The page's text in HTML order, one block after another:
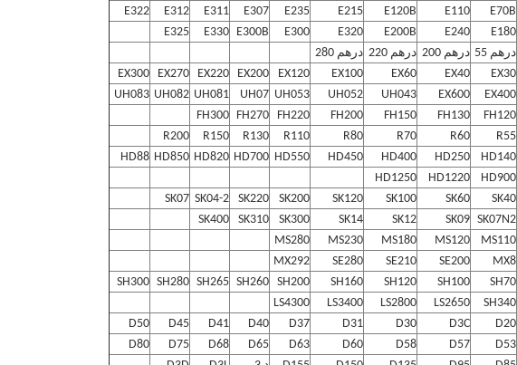
E70B
E110
E120B
E215
E235
E307
E311
E312
E322
E180
E240
E200B
E320
E300
E300B
E330
E325
درهم 55 درهم 200 درهم 220 درهم 280
EX30
EX40
EX60
EX100
EX120
EX200
EX220
EX270
EX300
EX400
EX600
UH043
UH052
UH053
UH07
UH081
UH082
UH083
FH120
FH130
FH150
FH200
FH220
FH270
FH300
R55
R60
R70
R80
R110
R130
R150
R200
HD140
HD250
HD400
HD450
HD550
HD700
HD820
HD850
HD88
HD900
HD1220
HD1250
SK40
SK60
SK100
SK120
SK200
SK220
SK04-2
SK07
SK07N2
SK09
SK12
SK14
SK300
SK310
SK400
MS110
MS120
MS180
MS230
MS280
MX8
SE200
SE210
SE280
MX292
SH70
SH100
SH120
SH160
SH200
SH260
SH265
SH280
SH300
SH340
LS2650
LS2800
LS3400
LS4300
D20
D3C
D30
D31
D37
D40
D41
D45
D50
D53
D57
D58
D60
D63
D65
D68
D75
D80